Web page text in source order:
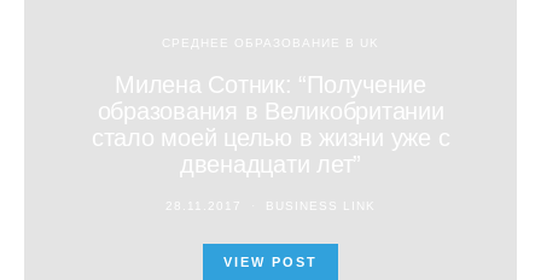
СРЕДНЕЕ ОБРАЗОВАНИЕ В UK
Милена Сотник: “Получение
образования в Великобритании
стало моей целью в жизни уже с
двенадцати лет”
28.11.2017 BUSINESS LINK
VIEW POST